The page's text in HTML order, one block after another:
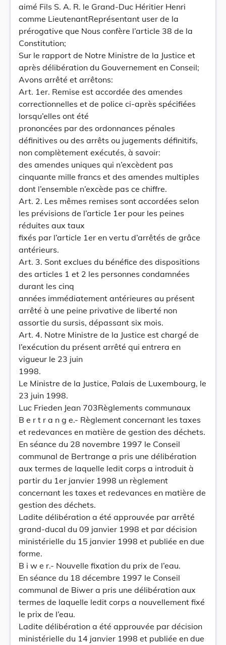
aimé Fils S. A. R. le Grand-Duc Héritier Henri
comme LieutenantReprésentant user de la
prérogative que Nous confère l’article 38 de la
Constitution;
Sur le rapport de Notre Ministre de la Justice et
après délibération du Gouvernement en Conseil;
Avons arrêté et arrêtons:
Art. 1er. Remise est accordée des amendes
correctionnelles et de police ci-après spécifiées
lorsqu’elles ont été
prononcées par des ordonnances pénales
définitives ou des arrêts ou jugements définitifs,
non complètement exécutés, à savoir:
des amendes uniques qui n’excèdent pas
cinquante mille francs et des amendes multiples
dont l’ensemble n’excède pas ce chiffre.
Art. 2. Les mêmes remises sont accordées selon
les prévisions de l’article 1er pour les peines
réduites aux taux
fixés par l’article 1er en vertu d’arrêtés de grâce
antérieurs.
Art. 3. Sont exclues du bénéfice des dispositions
des articles 1 et 2 les personnes condamnées
durant les cinq
années immédiatement antérieures au présent
arrêté à une peine privative de liberté non
assortie du sursis, dépassant six mois.
Art. 4. Notre Ministre de la Justice est chargé de
l’exécution du présent arrêté qui entrera en
vigueur le 23 juin
1998.
Le Ministre de la Justice, Palais de Luxembourg, le
23 juin 1998.
Luc Frieden Jean 703Règlements communaux
B e r t r a n g e.- Règlement concernant les taxes
et redevances en matière de gestion des déchets.
En séance du 28 novembre 1997 le Conseil
communal de Bertrange a pris une délibération
aux termes de laquelle ledit corps a introduit à
partir du 1er janvier 1998 un règlement
concernant les taxes et redevances en matière de
gestion des déchets.
Ladite délibération a été approuvée par arrêté
grand-ducal du 09 janvier 1998 et par décision
ministérielle du 15 janvier 1998 et publiée en due
forme.
B i w e r.- Nouvelle fixation du prix de l’eau.
En séance du 18 décembre 1997 le Conseil
communal de Biwer a pris une délibération aux
termes de laquelle ledit corps a nouvellement fixé
le prix de l’eau.
Ladite délibération a été approuvée par décision
ministérielle du 14 janvier 1998 et publiée en due